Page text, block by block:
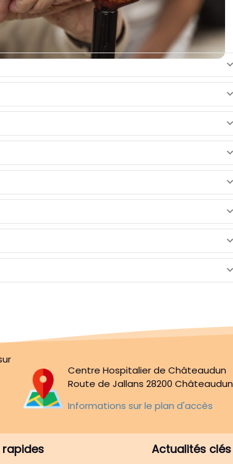
Centre Hospitalier de Châteaudun
Route de Jallans 28200 Châteaudun
Informations sur le plan d'accès
rapides Actualités clés